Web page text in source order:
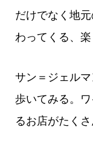
だけでなく地
わってくる、楽
サン＝ジェル
歩いてみる。
るお店がたくさ